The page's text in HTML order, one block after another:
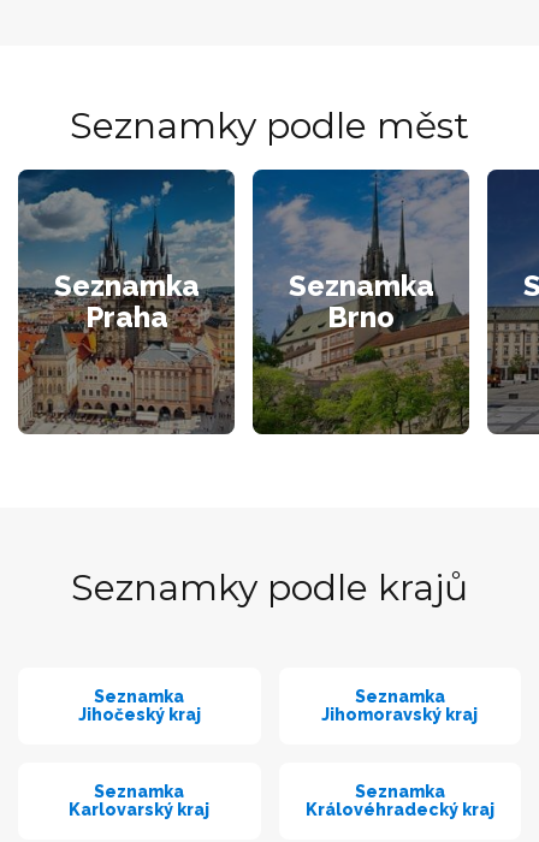
Seznamky podle měst
Seznamka
Praha
Seznamka
Brno
Seznamky podle krajů
Seznamka
Jihočeský kraj
Seznamka
Jihomoravský kraj
Seznamka
Karlovarský kraj
Seznamka
Královéhradecký kraj